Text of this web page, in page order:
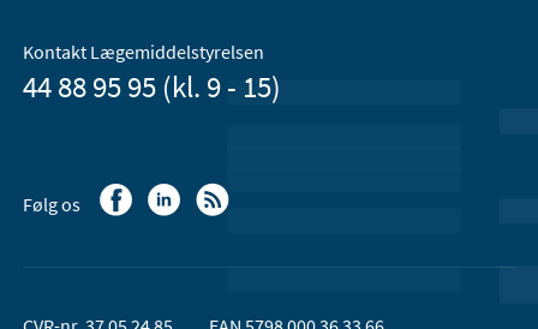
Kontakt Lægemiddelstyrelsen
44 88 95 95 (kl. 9 - 15)
Følg os